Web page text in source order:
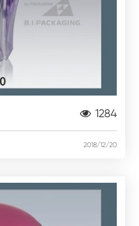
1284
2018/12/20